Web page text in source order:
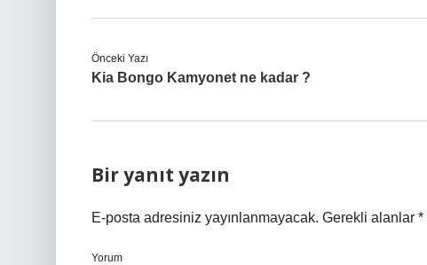
Önceki Yazı
Kia Bongo Kamyonet ne kadar ?
Bir yanıt yazın
E-posta adresiniz yayınlanmayacak. Gerekli alanlar *
Yorum